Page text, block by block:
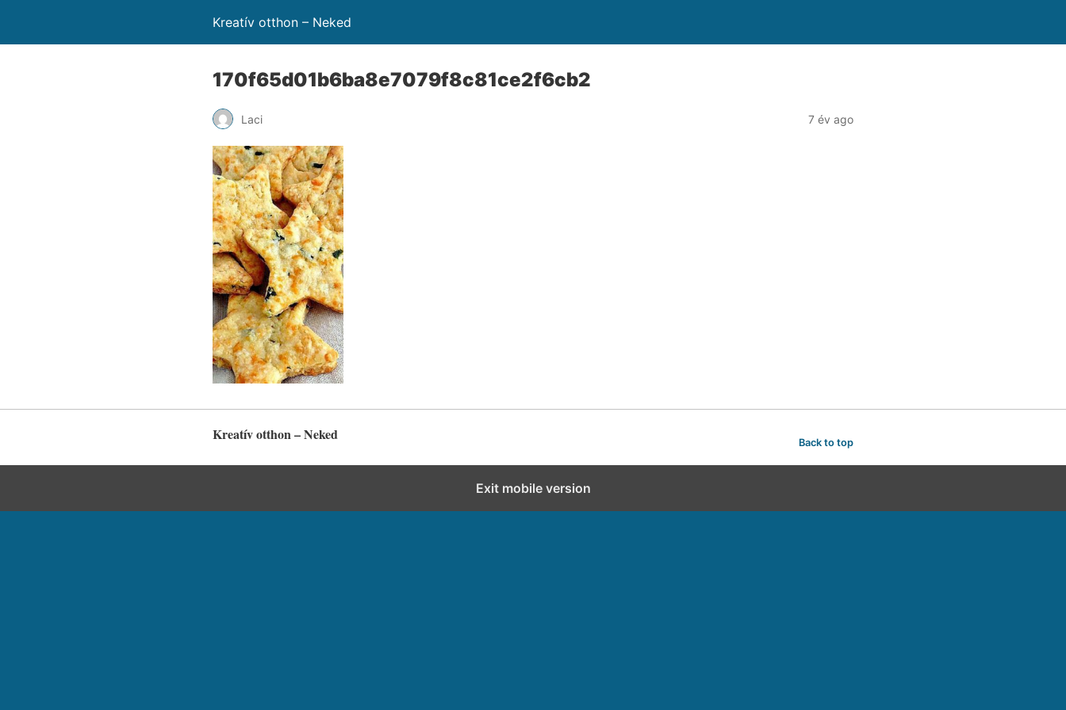
Kreatív otthon – Neked
170f65d01b6ba8e7079f8c81ce2f6cb2
Laci 7 év ago
Kreatív otthon – Neked Back to top
Exit mobile version